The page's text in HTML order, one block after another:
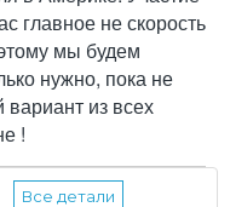
главное не скорость
мы будем
нужно, пока не
из всех
!
Все детали